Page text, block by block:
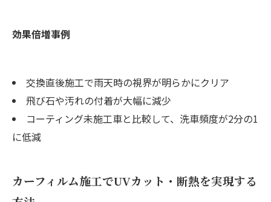
効果倍増事例
交換直後施工で雨天時の視界が明らかにクリア
飛び石や汚れの付着が大幅に減少
コーティング未施工車と比較して、洗車頻度が2分の1
に低減
カーフィルム施工でUVカット・断熱を実現する